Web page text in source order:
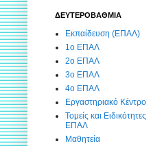
ΔΕΥΤΕΡΟΒΑΘΜΙΑ
Εκπαίδευση (ΕΠΑΛ)
1ο ΕΠΑΛ
2ο ΕΠΑΛ
3ο ΕΠΑΛ
4ο ΕΠΑΛ
Εργαστηριακό Κέντρο
Τομείς και Ειδικότητες
ΕΠΑΛ
Μαθητεία